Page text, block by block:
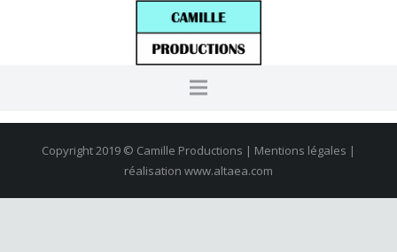
Copyright 2019 © Camille Productions | Mentions légales |
réalisation www.altaea.com